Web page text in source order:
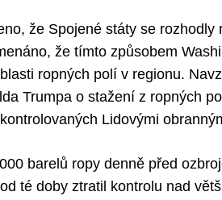
že Spojené státy se rozhodly
že tímto způsobem
ropných polí v regionu.
Trumpa o stažení z ropných
Lidovými
barelů ropy denně před
té doby ztratil kontrolu nad